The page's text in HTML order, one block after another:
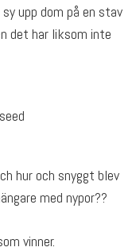
upp dom på en stav
det har liksom inte
hur och snyggt blev
med nypor??
vinner.